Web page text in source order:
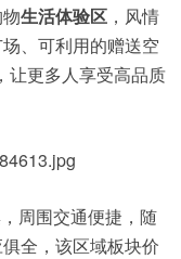
生活体验区 ，风情
、可利用的赠送空
让更多人享受高品质
周围交通便捷，随
全，该区域板块价